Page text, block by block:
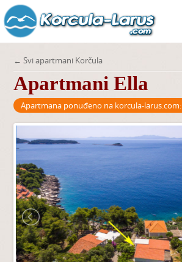
← Svi apartmani Korčula
Apartmani Ella
Apartmana ponuđeno na korcula-larus.com: